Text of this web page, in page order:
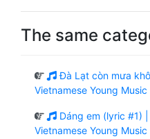
The same
Đà Lạt còn mưa
Vietnamese Young Music |
Dáng em (lyric #1) |
Vietnamese Young Music |